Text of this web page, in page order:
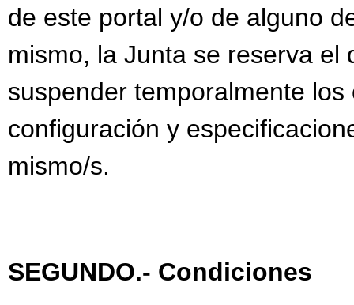
de este portal y/o de alguno
mismo, la Junta se reserva el
suspender temporalmente
configuración y
mismo/s.
SEGUNDO.- Condiciones